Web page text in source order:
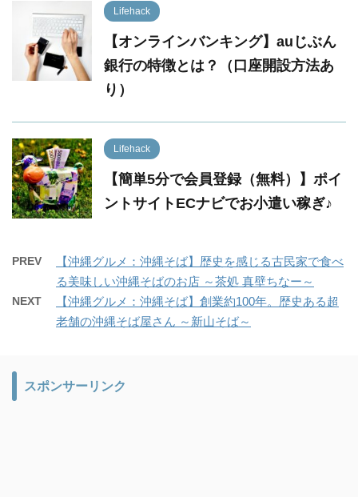
Lifehack
【オンラインバンキング】auじぶん
銀行の特徴とは？（口座開設方法あ
り）
Lifehack
【簡単5分で会員登録（無料）】ポイ
ントサイトECナビでお小遣い稼ぎ♪
PREV
【沖縄グルメ：沖縄そば】歴史を感じる古民家で食べ
る美味しい沖縄そばのお店 ～茶処 真壁ちなー～
NEXT
【沖縄グルメ：沖縄そば】創業約100年。歴史ある超
老舗の沖縄そば屋さん ～新山そば～
スポンサーリンク